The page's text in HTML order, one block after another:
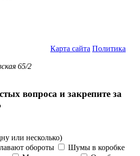
Карта сайта Политика
65/2
вопроса и закрепите за
или несколько)
обороты
Шумы в коробке